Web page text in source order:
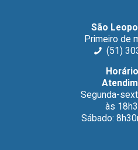
São
Primeiro de
(51)
Segunda-
às
Sábado: